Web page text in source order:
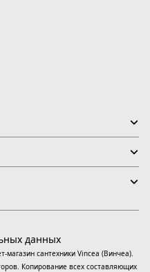
сантехники Vincea (Винчеа).
Копирование всех составляющих
данных